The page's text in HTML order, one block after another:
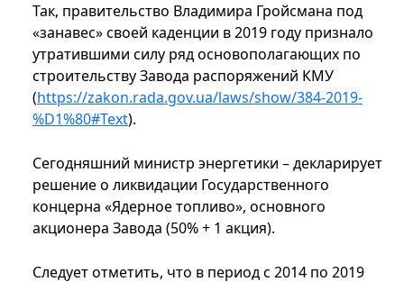
Так, правительство Владимира Гройсмана под
«занавес» своей каденции в 2019 году признало
утратившими силу ряд основополагающих по
строительству Завода распоряжений КМУ
(https://zakon.rada.gov.ua/laws/show/384-2019-
%D1%80#Text).
Сегодняшний министр энергетики – декларирует
решение о ликвидации Государственного
концерна «Ядерное топливо», основного
акционера Завода (50% + 1 акция).
Следует отметить, что в период с 2014 по 2019